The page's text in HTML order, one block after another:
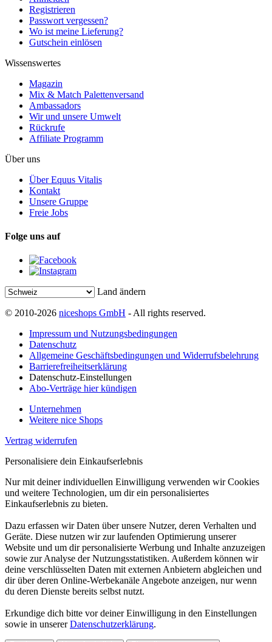
Registrieren
Passwort vergessen?
Wo ist meine Lieferung?
Gutschein einlösen
Wissenswertes
Magazin
Mix & Match Palettenversand
Ambassadors
Wir und unsere Umwelt
Rückrufe
Affiliate Programm
Über uns
Über Equus Vitalis
Kontakt
Unsere Gruppe
Freie Jobs
Folge uns auf
Land ändern
© 2010-2026 niceshops GmbH - All rights reserved.
Impressum und Nutzungsbedingungen
Datenschutz
Allgemeine Geschäftsbedingungen und Widerrufsbelehrung
Barrierefreiheitserklärung
Datenschutz-Einstellungen
Abo-Verträge hier kündigen
Unternehmen
Weitere nice Shops
Vertrag widerrufen
Personalisiere dein Einkaufserlebnis
Nur mit deiner individuellen Einwilligung verwenden wir Cookies
und weitere Technologien, um dir ein personalisiertes
Einkaufserlebnis zu bieten.
Dazu erfassen wir Daten über unsere Nutzer, deren Verhalten und
Geräte. Diese nutzen wir zur laufenden Optimierung unserer
Website und um dir personalisierte Werbung und Inhalte anzuzeigen
sowie zur Analyse der Nutzungsstatistiken. Außerdem können wir
deine verschlüsselten Daten mit externen Anbietern abgleichen und
dir über deren Online-Werbekanäle Angebote anzeigen, nur wenn
du deren Dienste bereits selbst nutzt.
Erkundige dich bitte vor deiner Einwilligung in den Einstellungen
sowie in unsererDatenschutzerklärung.